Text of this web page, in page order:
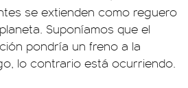
se extienden como reguero
Suponíamos que el
pondría un freno a la
lo contrario está ocurriendo.